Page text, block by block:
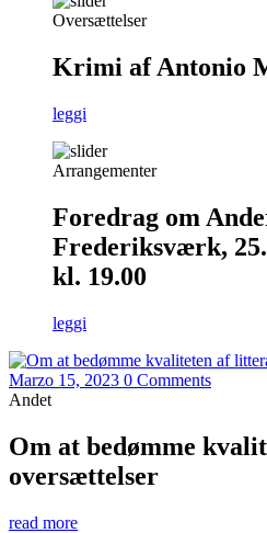
Oversættelser
Krimi af Antonio
leggi
Arrangementer
Foredrag om
Frederiksværk,
kl. 19.00
leggi
Marzo 15, 2023 0 Comments
Andet
Om at bedømme
oversættelser
read more